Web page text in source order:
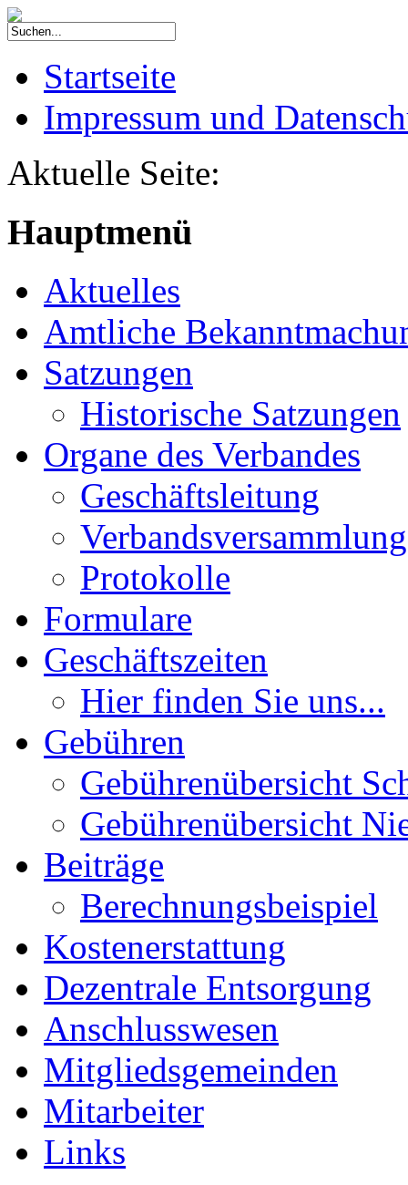
Startseite
Impressum und
Aktuelle Seite:
Hauptmenü
Aktuelles
Amtliche
Satzungen
Historische Satzungen
Organe des Verbandes
Geschäftsleitung
Verbandsversammlung
Protokolle
Formulare
Geschäftszeiten
Hier finden Sie uns...
Gebühren
Gebührenübersicht
Gebührenübersicht
Beiträge
Berechnungsbeispiel
Kostenerstattung
Dezentrale Entsorgung
Anschlusswesen
Mitgliedsgemeinden
Mitarbeiter
Links